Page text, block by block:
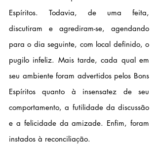
Espíritos. Todavia, de uma feita,
discutiram e agrediram-se, agendando
para o dia seguinte, com local definido, o
pugilo infeliz. Mais tarde, cada qual em
seu ambiente foram advertidos pelos Bons
Espíritos quanto à insensatez de seu
comportamento, a futilidade da discussão
e a felicidade da amizade. Enfim, foram
instados à reconciliação.